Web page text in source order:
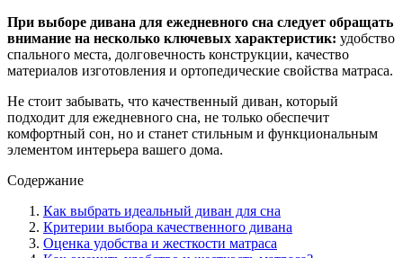
При выборе дивана для ежедневного сна следует обращать
внимание на несколько ключевых характеристик: удобство
спального места, долговечность конструкции, качество
материалов изготовления и ортопедические свойства матраса.
Не стоит забывать, что качественный диван, который
подходит для ежедневного сна, не только обеспечит
комфортный сон, но и станет стильным и функциональным
элементом интерьера вашего дома.
Содержание
Как выбрать идеальный диван для сна
Критерии выбора качественного дивана
Оценка удобства и жесткости матраса